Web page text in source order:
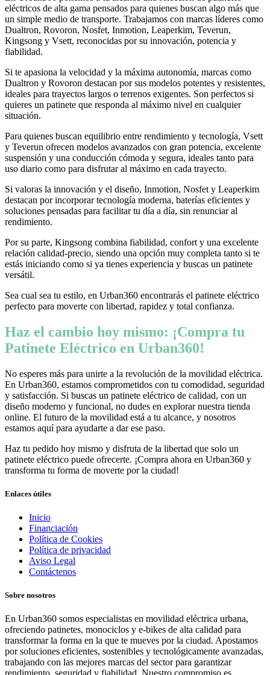
eléctricos de alta gama pensados para quienes buscan algo más que
un simple medio de transporte. Trabajamos con marcas líderes como
Dualtron, Rovoron, Nosfet, Inmotion, Leaperkim, Teverun,
Kingsong y Vsett, reconocidas por su innovación, potencia y
fiabilidad.
Si te apasiona la velocidad y la máxima autonomía, marcas como
Dualtron y Rovoron destacan por sus modelos potentes y resistentes,
ideales para trayectos largos o terrenos exigentes. Son perfectos si
quieres un patinete que responda al máximo nivel en cualquier
situación.
Para quienes buscan equilibrio entre rendimiento y tecnología, Vsett
y Teverun ofrecen modelos avanzados con gran potencia, excelente
suspensión y una conducción cómoda y segura, ideales tanto para
uso diario como para disfrutar al máximo en cada trayecto.
Si valoras la innovación y el diseño, Inmotion, Nosfet y Leaperkim
destacan por incorporar tecnología moderna, baterías eficientes y
soluciones pensadas para facilitar tu día a día, sin renunciar al
rendimiento.
Por su parte, Kingsong combina fiabilidad, confort y una excelente
relación calidad-precio, siendo una opción muy completa tanto si te
estás iniciando como si ya tienes experiencia y buscas un patinete
versátil.
Sea cual sea tu estilo, en Urban360 encontrarás el patinete eléctrico
perfecto para moverte con libertad, rapidez y total confianza.
Haz el cambio hoy mismo: ¡Compra tu
Patinete Eléctrico en Urban360!
No esperes más para unirte a la revolución de la movilidad eléctrica.
En Urban360, estamos comprometidos con tu comodidad, seguridad
y satisfacción. Si buscas un patinete eléctrico de calidad, con un
diseño moderno y funcional, no dudes en explorar nuestra tienda
online. El futuro de la movilidad está a tu alcance, y nosotros
estamos aquí para ayudarte a dar ese paso.
Haz tu pedido hoy mismo y disfruta de la libertad que solo un
patinete eléctrico puede ofrecerte. ¡Compra ahora en Urban360 y
transforma tu forma de moverte por la ciudad!
Enlaces útiles
Inicio
Financiación
Política de Cookies
Política de privacidad
Aviso Legal
Contáctenos
Sobre nosotros
En Urban360 somos especialistas en movilidad eléctrica urbana,
ofreciendo patinetes, monociclos y e-bikes de alta calidad para
transformar la forma en la que te mueves por la ciudad. Apostamos
por soluciones eficientes, sostenibles y tecnológicamente avanzadas,
trabajando con las mejores marcas del sector para garantizar